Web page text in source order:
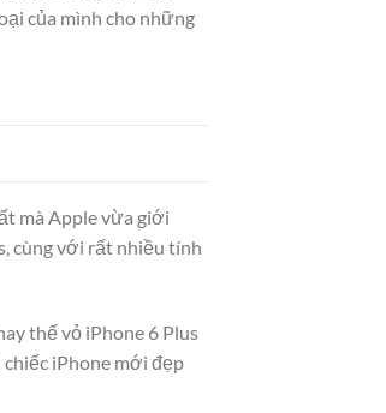
của mình cho những
mà Apple vừa giới
cùng với rất nhiều tính
thế vỏ iPhone 6 Plus
iPhone mới đẹp